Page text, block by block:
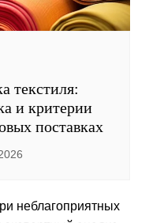
текстиля:
и критерии
поставках